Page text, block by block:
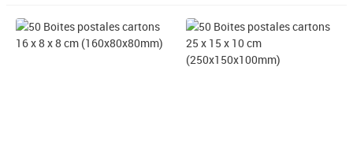
Prix 23,03€ HT Prix 28,83€ HT